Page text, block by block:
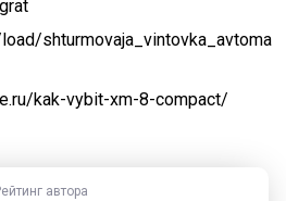
kak-vybit-xm-8-compact/
автора